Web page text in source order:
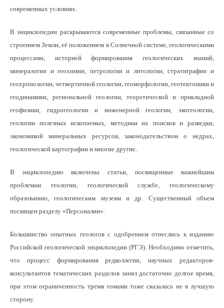
современных условиях.
В энциклопедии раскрываются современные проблемы, связанные со
строением Земли, её положением в Солнечной системе, геологическими
процессами, историей формирования геологических знаний,
минералогии и геохимии, петрологии и литологии, стратиграфии и
геохронологии, четвертичной геологии, геоморфологии, геотектоники и
геодинамики, региональной геологии, теоретической и прикладной
геофизики, гидрогеологии и инженерной геологии, экогеологии,
геологии полезных ископаемых, методики их поисков и разведки,
экономикой минеральных ресурсов, законодательством о недрах,
геологической картографии и многие другие.
В энциклопедию включены статьи, посвященные важнейшим
проблемам геологии, геологической службе, геологическому
образованию, геологическим музеям и др. Существенный объем
посвящен разделу «Персоналии».
Большинство опытных геологов с одобрением отнеслись к изданию
Российской геологической энциклопедии (РГЭ). Необходимо отметить,
что процесс формирования редколлегии, научных редакторов-
консультантов тематических разделов занял достаточно долгое время,
при этом ограниченность тремя томами тоже сказалась не в лучшую
сторону.